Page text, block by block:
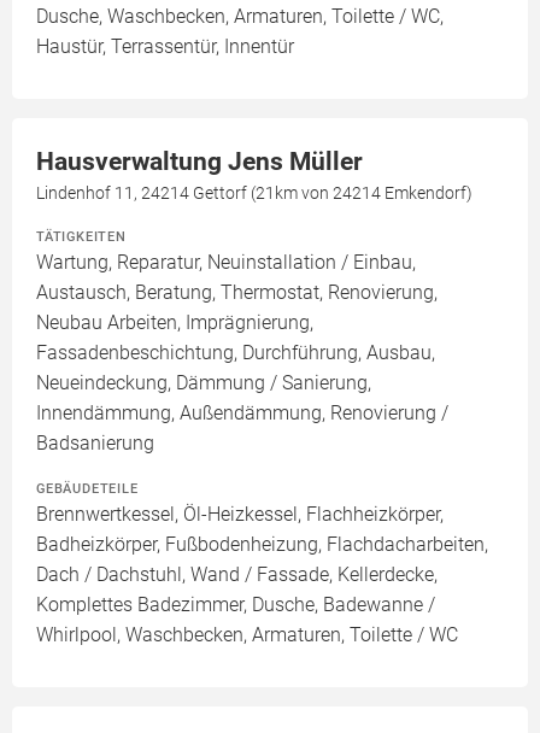
Dusche, Waschbecken, Armaturen, Toilette / WC,
Haustür, Terrassentür, Innentür
Hausverwaltung Jens Müller
Lindenhof 11, 24214 Gettorf (21km von 24214 Emkendorf)
TÄTIGKEITEN
Wartung, Reparatur, Neuinstallation / Einbau,
Austausch, Beratung, Thermostat, Renovierung,
Neubau Arbeiten, Imprägnierung,
Fassadenbeschichtung, Durchführung, Ausbau,
Neueindeckung, Dämmung / Sanierung,
Innendämmung, Außendämmung, Renovierung /
Badsanierung
GEBÄUDETEILE
Brennwertkessel, Öl-Heizkessel, Flachheizkörper,
Badheizkörper, Fußbodenheizung, Flachdacharbeiten,
Dach / Dachstuhl, Wand / Fassade, Kellerdecke,
Komplettes Badezimmer, Dusche, Badewanne /
Whirlpool, Waschbecken, Armaturen, Toilette / WC